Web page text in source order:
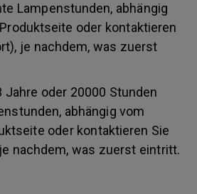
Lampenstunden, abhängig
oder kontaktieren
je nachdem, was zuerst
Jahre oder 20000 Stunden
abhängig vom
oder kontaktieren Sie
nachdem, was zuerst eintritt.